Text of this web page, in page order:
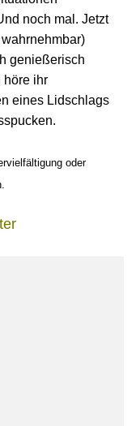
noch mal. Jetzt
genießerisch
höre ihr
eines Lidschlags
oder